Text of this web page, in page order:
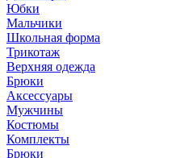
Юбки
Мальчики
Школьная форма
Трикотаж
Верхняя одежда
Брюки
Аксессуары
Мужчины
Костюмы
Комплекты
Брюки